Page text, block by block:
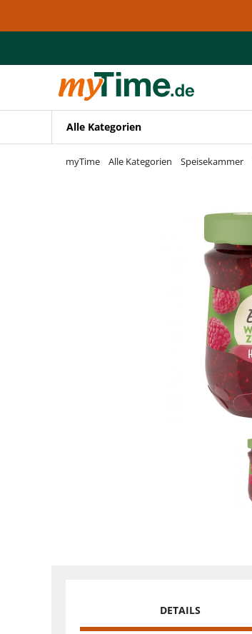
Zur Navigation springen
Alle Kategorien
myTime Alle Kategorien Speisekammer
DETAILS